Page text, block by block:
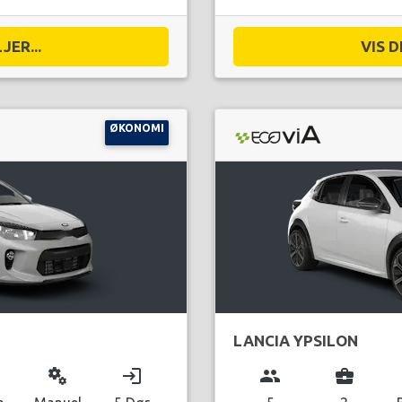
VIS
ØKONOMI
miscellaneous_services login
LANCIA YPSILON
group business_center